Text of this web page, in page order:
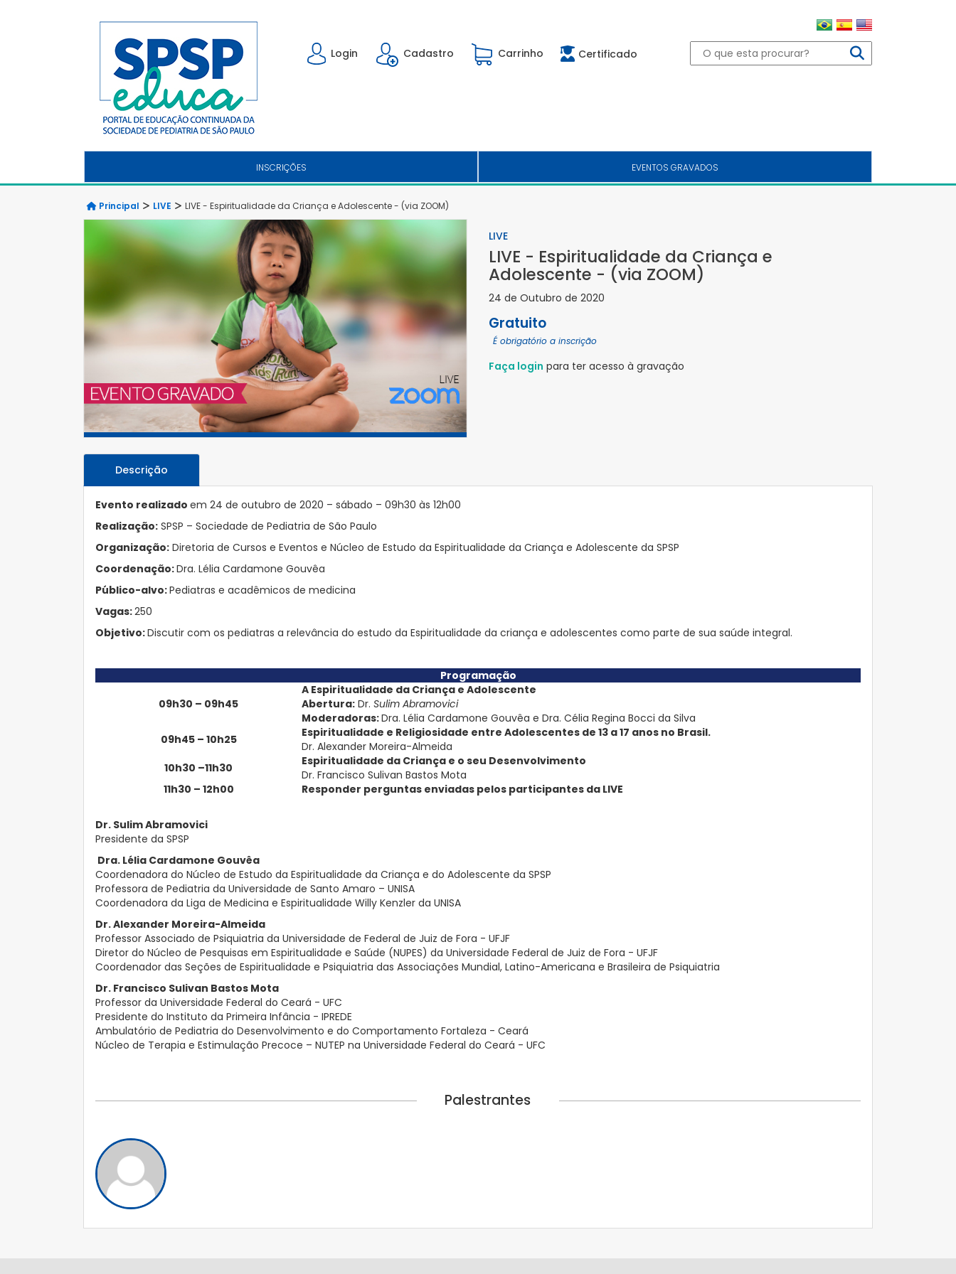
Login Cadastro Carrinho Certificado
INSCRIÇÕES EVENTOS GRAVADOS
Principal LIVE LIVE - Espiritualidade da Criança e Adolescente - (via ZOOM)
LIVE
LIVE - Espiritualidade da Criança e
Adolescente - (via ZOOM)
24 de Outubro de 2020
Gratuito
É obrigatório a inscrição
Faça login para ter acesso à gravação
Descrição
Evento realizado em 24 de outubro de 2020 – sábado – 09h30 às 12h00
Realização: SPSP – Sociedade de Pediatria de São Paulo
Organização: Diretoria de Cursos e Eventos e Núcleo de Estudo da Espiritualidade da Criança e Adolescente da SPSP
Coordenação:Dra. Lélia Cardamone Gouvêa
Público-alvo:Pediatras e acadêmicos de medicina
Vagas:250
Objetivo:Discutir com os pediatras a relevância do estudo da Espiritualidade da criança e adolescentes como parte de sua saúde integral.
Programação
09h30 – 09h45
A Espiritualidade da Criança e Adolescente
Abertura: Dr. Sulim Abramovici
Moderadoras:Dra. Lélia Cardamone Gouvêa e Dra. Célia Regina Bocci da Silva
09h45 – 10h25
Espiritualidade e Religiosidade entre Adolescentes de 13 a 17 anos no Brasil.
Dr. Alexander Moreira-Almeida
10h30 –11h30
Espiritualidade da Criança e o seu Desenvolvimento
Dr. Francisco Sulivan Bastos Mota
11h30 – 12h00
Responder perguntas enviadas pelos participantes da LIVE
Dr. Sulim Abramovici
Presidente da SPSP
Dra. Lélia Cardamone Gouvêa
Coordenadora do Núcleo de Estudo da Espiritualidade da Criança e do Adolescente da SPSP
Professora de Pediatria da Universidade de Santo Amaro – UNISA
Coordenadora da Liga de Medicina e Espiritualidade Willy Kenzler da UNISA
Dr. Alexander Moreira-Almeida
Professor Associado de Psiquiatria da Universidade de Federal de Juiz de Fora - UFJF
Diretor do Núcleo de Pesquisas em Espiritualidade e Saúde (NUPES) da Universidade Federal de Juiz de Fora - UFJF
Coordenador das Seções de Espiritualidade e Psiquiatria das Associações Mundial, Latino-Americana e Brasileira de Psiquiatria
Dr. Francisco Sulivan Bastos Mota
Professor da Universidade Federal do Ceará - UFC
Presidente do Instituto da Primeira Infância - IPREDE
Ambulatório de Pediatria do Desenvolvimento e do Comportamento Fortaleza - Ceará
Núcleo de Terapia e Estimulação Precoce – NUTEP na Universidade Federal do Ceará - UFC
Palestrantes